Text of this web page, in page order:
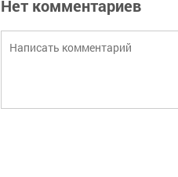
Нет комментариев